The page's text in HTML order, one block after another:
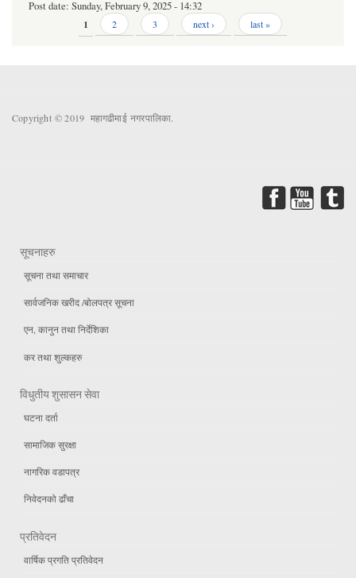
Post date: Sunday, February 9, 2025 - 14:32
1 2 3 next › last »
Copyright © 2019 महागढीमाई नगरपालिका.
सूचनाहरु
सूचना तथा समाचार
सार्वजनिक खरीद /बोलपत्र सूचना
एन, कानुन तथा निर्देशिका
कर तथा शुल्कहरु
विधुतीय शुसासन सेवा
घटना दर्ता
सामाजिक सुरक्षा
नागरिक वडापत्र
निवेदनको ढाँचा
प्रतिवेदन
वार्षिक प्रगति प्रतिवेदन